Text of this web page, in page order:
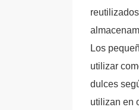
Los
utilizar
dulces
utilizan en